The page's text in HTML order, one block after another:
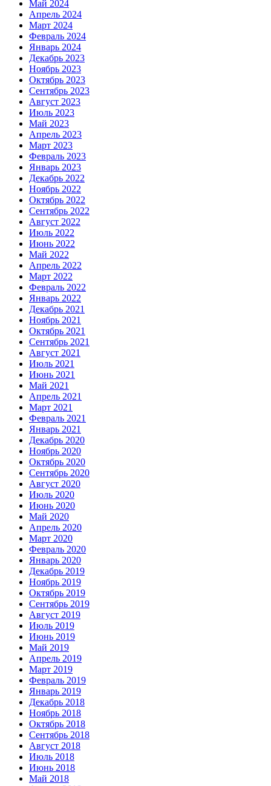
Май 2024
Апрель 2024
Март 2024
Февраль 2024
Январь 2024
Декабрь 2023
Ноябрь 2023
Октябрь 2023
Сентябрь 2023
Август 2023
Июль 2023
Май 2023
Апрель 2023
Март 2023
Февраль 2023
Январь 2023
Декабрь 2022
Ноябрь 2022
Октябрь 2022
Сентябрь 2022
Август 2022
Июль 2022
Июнь 2022
Май 2022
Апрель 2022
Март 2022
Февраль 2022
Январь 2022
Декабрь 2021
Ноябрь 2021
Октябрь 2021
Сентябрь 2021
Август 2021
Июль 2021
Июнь 2021
Май 2021
Апрель 2021
Март 2021
Февраль 2021
Январь 2021
Декабрь 2020
Ноябрь 2020
Октябрь 2020
Сентябрь 2020
Август 2020
Июль 2020
Июнь 2020
Май 2020
Апрель 2020
Март 2020
Февраль 2020
Январь 2020
Декабрь 2019
Ноябрь 2019
Октябрь 2019
Сентябрь 2019
Август 2019
Июль 2019
Июнь 2019
Май 2019
Апрель 2019
Март 2019
Февраль 2019
Январь 2019
Декабрь 2018
Ноябрь 2018
Октябрь 2018
Сентябрь 2018
Август 2018
Июль 2018
Июнь 2018
Май 2018